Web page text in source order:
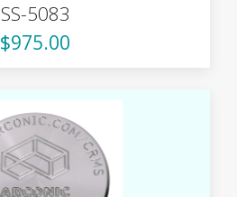
SS-5083
$975.00